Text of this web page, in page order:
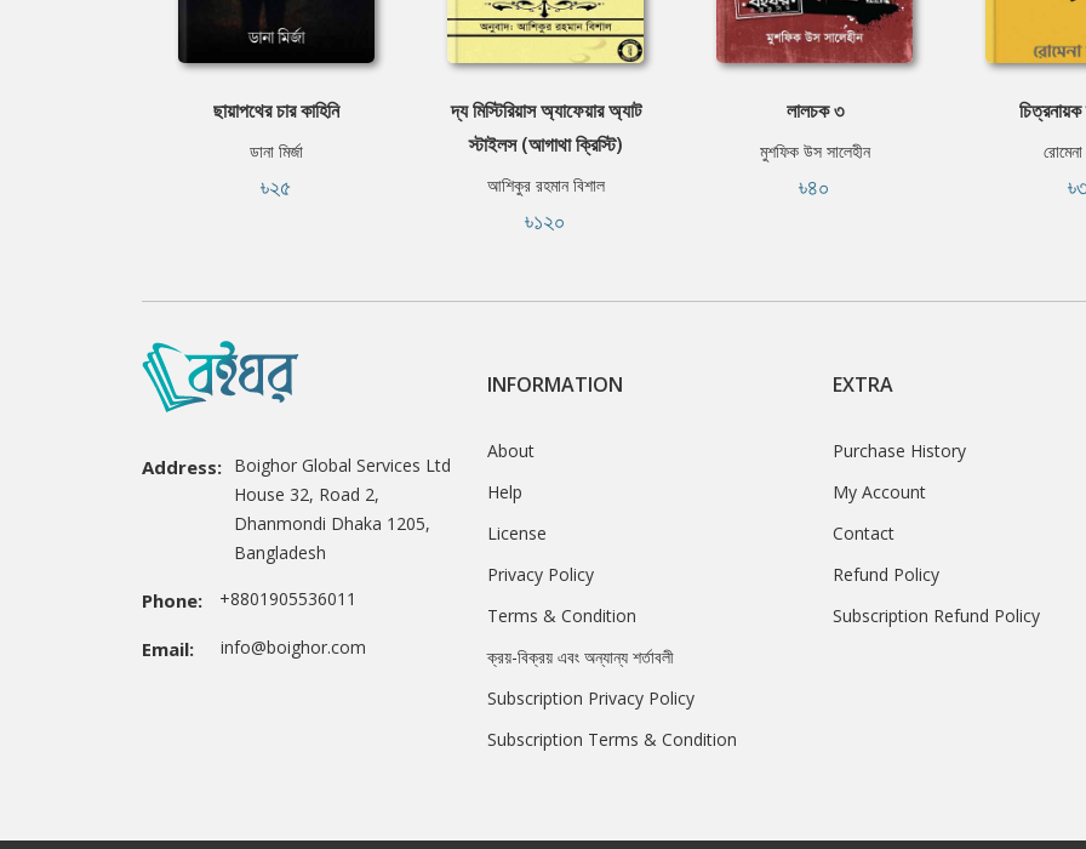
ছায়াপথের চার কাহিনি
ডানা মির্জা
৳২৫
দ্য মিস্টিরিয়াস অ্যাফেয়ার অ্যাট
স্টাইলস (আগাথা ক্রিস্টি)
আশিকুর রহমান বিশাল
৳১২০
লালচক ৩
মুশফিক উস সালেহীন
৳৪০
Address: Boighor Global Services Ltd
House 32, Road 2,
Dhanmondi Dhaka 1205,
Bangladesh
Phone: +8801905536011
Email: info@boighor.com
INFORMATION
About
Help
License
Privacy Policy
Terms & Condition
ক্রয়-বিক্রয় এবং অন্যান্য শর্তাবলী
Subscription Privacy Policy
Subscription Terms & Condition
EXTRA
Purchase History
My Account
Contact
Refund Policy
Subscription Refund Policy